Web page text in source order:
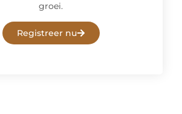
groei.
Registreer nu